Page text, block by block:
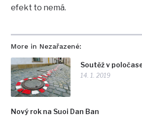
More in Nezařazené:
Soutěž v
14. 1. 2019
Nový rok na Suoi Dan Ban
efekt to nemá.